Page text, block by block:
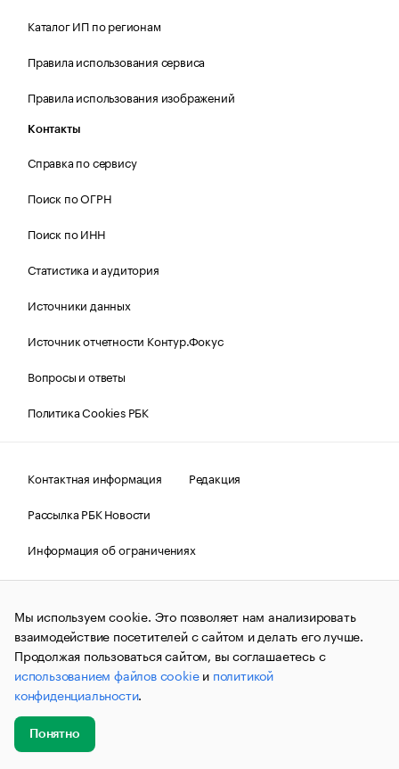
Каталог ИП по регионам
Правила использования сервиса
Правила использования изображений
Контакты
Справка по сервису
Поиск по ОГРН
Поиск по ИНН
Статистика и аудитория
Источники данных
Источник отчетности Контур.Фокус
Вопросы и ответы
Политика Cookies РБК
Контактная информация
Редакция
Рассылка РБК Новости
Информация об ограничениях
Правовая информация
О соблюдении авторских прав
© АО «РОСБИЗНЕСКОНСАЛТИНГ»,1995–2026.Сообщения
и материалы информационного агентства «РБК»
(зарегистрировано Федеральной службой по надзору в сфере
связи, информационных технологий и массовых
коммуникаций (Роскомнадзор) 09.12.2015 за номером ИА
№ФС77-63848) сопровождаются пометкой «РБК». Отдельные
публикации могут содержать информацию,
не предназначенную для пользователей
до 18 лет.
Мы используем cookie. Это позволяет нам анализировать
взаимодействие посетителей с сайтом и делать его лучше.
Продолжая пользоваться сайтом, вы соглашаетесь с
использованием файлов cookieи политикой
конфиденциальности.
Понятно